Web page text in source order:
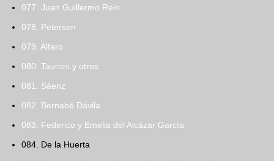
077. Juan Guillermo Rein
078. Petersen
079. Alfaro
080. Tauroni y otros
081. Sáenz
082. Bernabé Dávila
083. Federico y Emelia del Alcázar García
084. De la Huerta